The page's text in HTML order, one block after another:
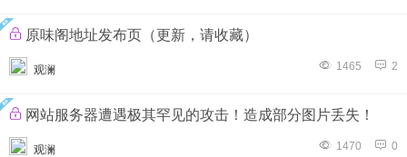
原味阁地址发布页（更新，请收藏）
观澜 1465 2
网站服务器遭遇极其罕见的攻击！造成部分图片丢失！
观澜 1470 0